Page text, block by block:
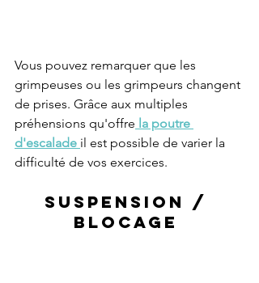
Vous pouvez remarquer que les
grimpeuses ou les grimpeurs changent
de prises. Grâce aux multiples
préhensions qu'offre la poutre
d'escalade il est possible de varier la
difficulté de vos exercices.
Suspension /
blocage